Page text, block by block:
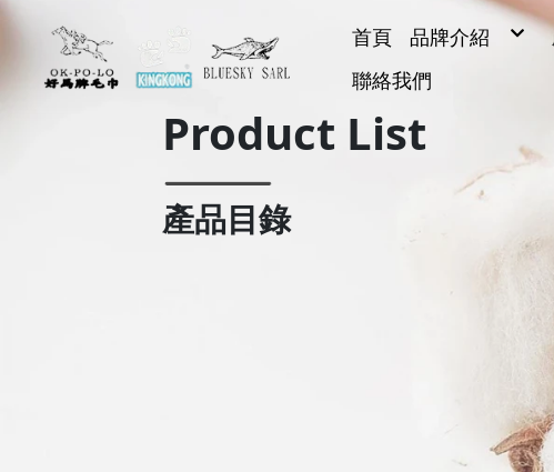
首頁 品牌介紹
KINGKONG
BLUESKY SARL
聯絡我們
Product List
產品目錄